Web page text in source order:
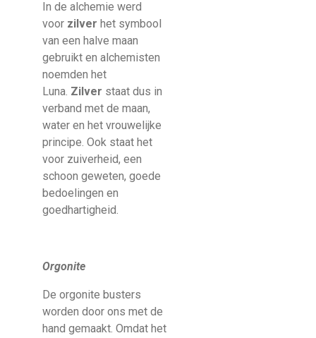
In de alchemie werd
voor zilver het symbool
van een halve maan
gebruikt en alchemisten
noemden het
Luna. Zilver staat dus in
verband met de maan,
water en het vrouwelijke
principe. Ook staat het
voor zuiverheid, een
schoon geweten, goede
bedoelingen en
goedhartigheid.
Orgonite
De orgonite busters
worden door ons met de
hand gemaakt. Omdat het